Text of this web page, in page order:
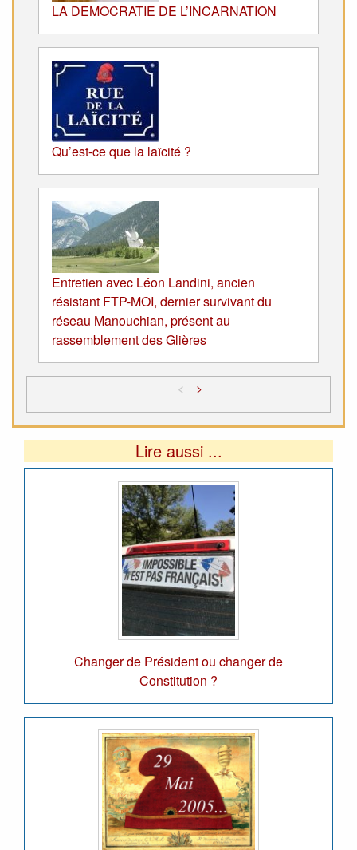
LA DEMOCRATIE DE L’INCARNATION
Qu’est-ce que la laïcité ?
Entretien avec Léon Landini, ancien
résistant FTP-MOI, dernier survivant du
réseau Manouchian, présent au
rassemblement des Glières
< >
Lire aussi ...
Changer de Président ou changer de
Constitution ?